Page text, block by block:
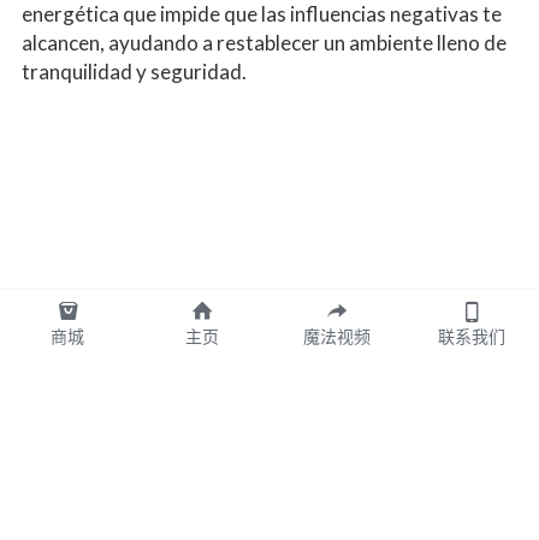
energética que impide que las influencias negativas te
alcancen, ayudando a restablecer un ambiente lleno de
tranquilidad y seguridad.
商城 主页 魔法视频 联系我们